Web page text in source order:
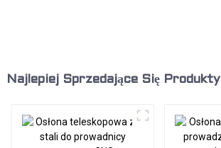
Najlepiej Sprzedające Się Produkty